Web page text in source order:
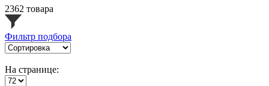
2362 товара
Фильтр подбора
На странице: